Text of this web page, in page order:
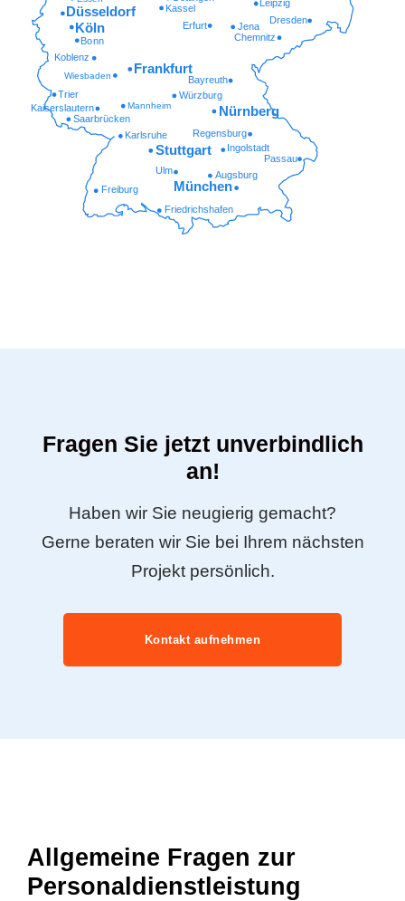
Friedrichshafen
Freiburg
Augsburg
Ulm
Passau
Ingolstadt
Regensburg
Karlsruhe
Saarbrücken
Kaiserslautern Mannheim
Würzburg
Trier
Wiesbaden Bayreuth
Koblenz
Chemnitz
Bonn
Erfurt Jena
Dresden
Kassel
München
Stuttgart
Nürnberg
Frankfurt
Köln
Düsseldorf
Leipzig
Fragen Sie jetzt unverbindlich
an!
Haben wir Sie neugierig gemacht?
Gerne beraten wir Sie bei Ihrem nächsten
Projekt persönlich.
Kontakt aufnehmen
Allgemeine Fragen zur
Personaldienstleistung